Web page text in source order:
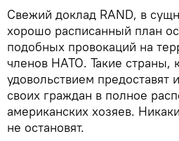
Свежий доклад RAND, в
хорошо расписанный план
подобных провокаций на
членов НАТО. Такие страны,
удовольствием предоставят
своих граждан в полное
американских хозяев.
не остановят.